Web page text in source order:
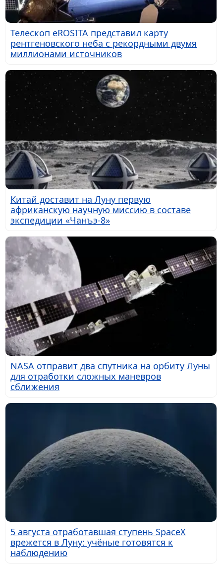
Телескоп eROSITA представил карту
рентгеновского неба с рекордными двумя
миллионами источников
Китай доставит на Луну первую
африканскую научную миссию в составе
экспедиции «Чанъэ-8»
NASA отправит два спутника на орбиту Луны
для отработки сложных маневров
сближения
5 августа отработавшая ступень SpaceX
врежется в Луну: учёные готовятся к
наблюдению